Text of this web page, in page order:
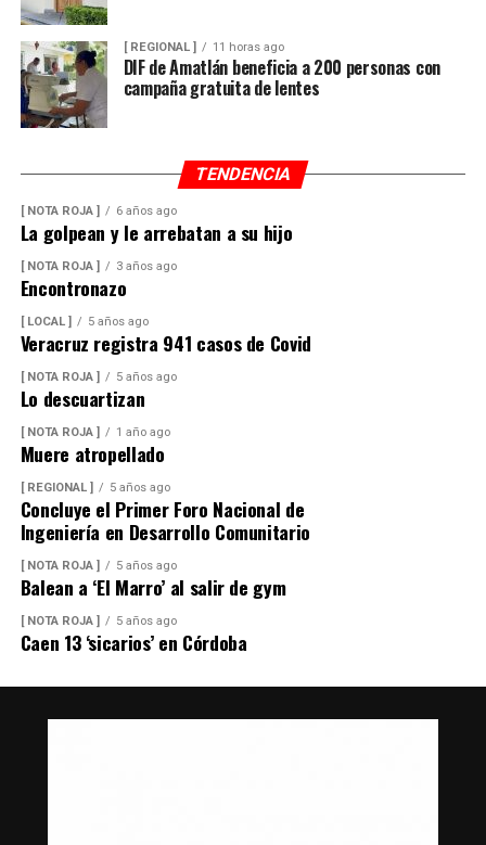
[ REGIONAL ] 11 horas ago
DIF de Amatlán beneficia a 200 personas con
campaña gratuita de lentes
TENDENCIA
[ NOTA ROJA ] 6 años ago
La golpean y le arrebatan a su hijo
[ NOTA ROJA ] 3 años ago
Encontronazo
[ LOCAL ] 5 años ago
Veracruz registra 941 casos de Covid
[ NOTA ROJA ] 5 años ago
Lo descuartizan
[ NOTA ROJA ] 1 año ago
Muere atropellado
[ REGIONAL ] 5 años ago
Concluye el Primer Foro Nacional de
Ingeniería en Desarrollo Comunitario
[ NOTA ROJA ] 5 años ago
Balean a ‘El Marro’ al salir de gym
[ NOTA ROJA ] 5 años ago
Caen 13 ‘sicarios’ en Córdoba